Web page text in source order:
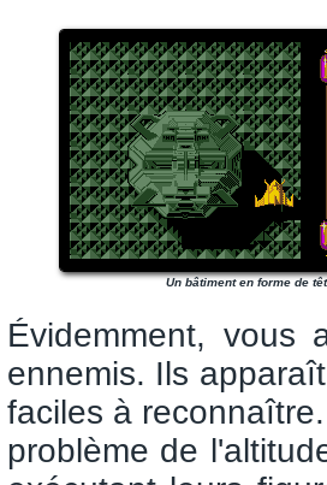
Un bâtiment en forme de
Évidemment, vous
ennemis. Ils
faciles à
problème de